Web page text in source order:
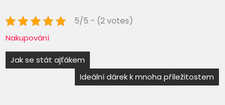
5/5 - (2 votes)
Nakupování
Navigace
Jak se stát ajťákem
Ideální dárek k mnoha příležitostem